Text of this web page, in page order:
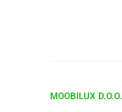
MOOBILUX D.O.O.